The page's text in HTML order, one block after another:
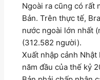
Ngoài ra cũng có rất
Bản. Trên thực tế,
nước ngoài lớn nhất
(312.582 người).
Xuất nhập cảnh
năm đầu của thế kỷ